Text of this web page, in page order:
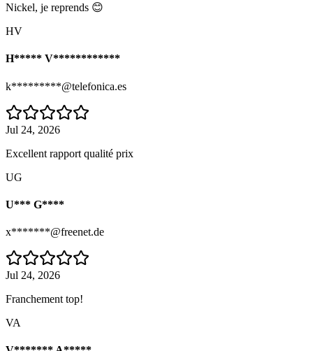
Nickel, je reprends 😊
HV
H***** V************
k*********@telefonica.es
Jul 24, 2026
Excellent rapport qualité prix
UG
U*** G****
x*******@freenet.de
Jul 24, 2026
Franchement top!
VA